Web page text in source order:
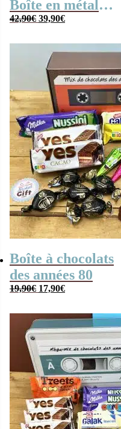
Boîte en métal
cassette –
années 80 – grand
coffret chocolat
original
42,90€ Le
était :
42,90€.
39,90€Le
est :
Boîte à chocolats
des années 80
19,90€ Le
était :
19,90€.
17,90€Le
est :
17,90€.